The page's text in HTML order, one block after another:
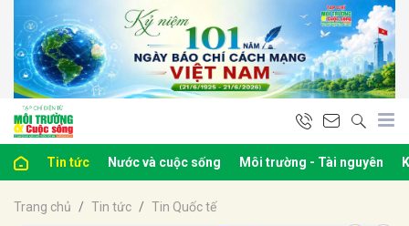
Tin tức Nước và cuộc sống Môi trường - Tài nguyên
Trang chủ Tin tức Tin Quốc tế
luận